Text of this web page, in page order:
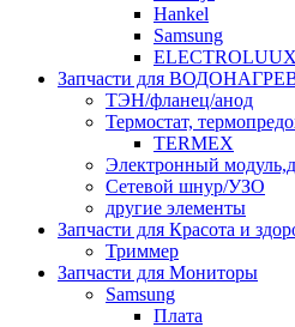
Hankel
Samsung
Запчасти для
ТЭН/фланец/анод
Термостат,
TERMEX
Электронный
Сетевой шнур/УЗО
другие элементы
Запчасти для Красота и
Триммер
Запчасти для Мониторы
Samsung
Плата